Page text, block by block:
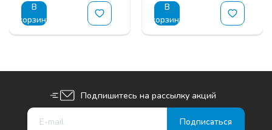
В
корзину
В
корзину
Подпишитесь на рассылку акций